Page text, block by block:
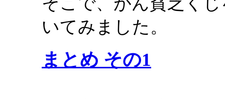
いてみました。
まとめ その1